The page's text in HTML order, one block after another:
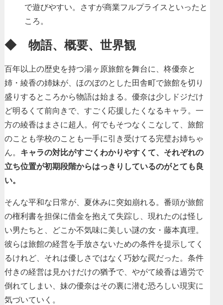
で遊びやすい。さすが商業フルプライスといったと
ころ。
◆ 物語、概要、世界観
百年以上の歴史を持つ湯ヶ原旅館を舞台に、柊優奈と
姉・綾香の姉妹が、ほのぼのとした田舎町で旅館を切り
盛りするところから物語は始まる。優奈は少しドジだけ
ど明るくて前向きで、すごく応援したくなるキャラ。一
方の綾香はまさに超人。何でもそつなくこなして、旅館
のことも学校のことも一手に引き受けてる完璧お姉ちゃ
ん。 キャラの対比がすごくわかりやすくて、それぞれの
立ち位置が初期段階からはっきりしているのがとても良
い。
そんな平和な日常が、夏休みに突如崩れる。番頭が旅館
の権利書を担保に借金を抱えて失踪し、現れたのは怪し
い男たちと、どこか不気味に美しい謎の女・藤本真理。
彼らは旅館の経営を手放さないための条件を提示してく
るけれど、それは優しさではなく巧妙な罠だった。条件
付きの経営は見かけだけの猶予で、やがて綾香は過労で
倒れてしまい、妹の優奈はその裏に潜む恐ろしい現実に
気づいていく。